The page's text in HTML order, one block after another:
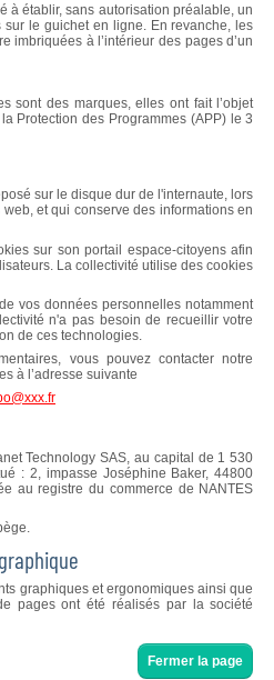
à établir, sans autorisation préalable, un
le guichet en ligne. En revanche, les
imbriquées à l’intérieur des pages d’un
sont des marques, elles ont fait l’objet
Protection des Programmes (APP) le 3
sur le disque dur de l'internaute, lors
et qui conserve des informations en
sur son portail espace-citoyens afin
La collectivité utilise des cookies
vos données personnelles notamment
n'a pas besoin de recueillir votre
de ces technologies.
vous pouvez contacter notre
à l’adresse suivante
Technology SAS, au capital de 1 530
: 2, impasse Joséphine Baker, 44800
au registre du commerce de NANTES
graphiques et ergonomiques ainsi que
pages ont été réalisés par la société
Fermer la page